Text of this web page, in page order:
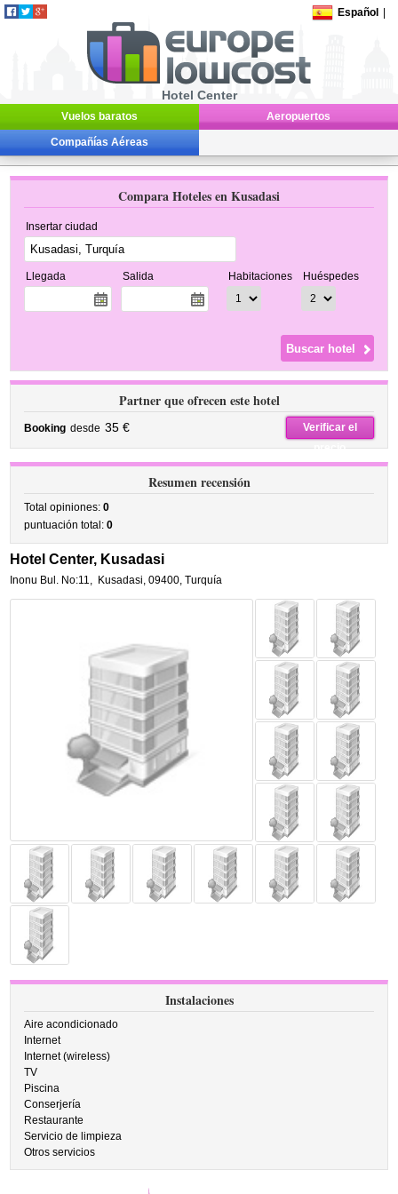
Español
Hotel Center
Vuelos baratos Aeropuertos
Compañías Aéreas
Compara Hoteles en Kusadasi
Insertar ciudad
Llegada Salida Habitaciones Huéspedes
Partner que ofrecen este hotel
Booking desde 35 €
Verificar el
precio
Resumen recensión
Total opiniones:0
puntuación total:0
Hotel Center, Kusadasi
Inonu Bul. No:11, Kusadasi,09400, Turquía
Instalaciones
Aire acondicionado
Internet
Internet (wireless)
TV
Piscina
Conserjería
Restaurante
Servicio de limpieza
Otros servicios